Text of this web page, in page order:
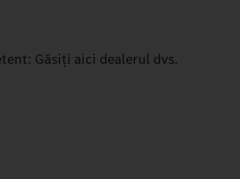
Găsiți aici dealerul dvs.